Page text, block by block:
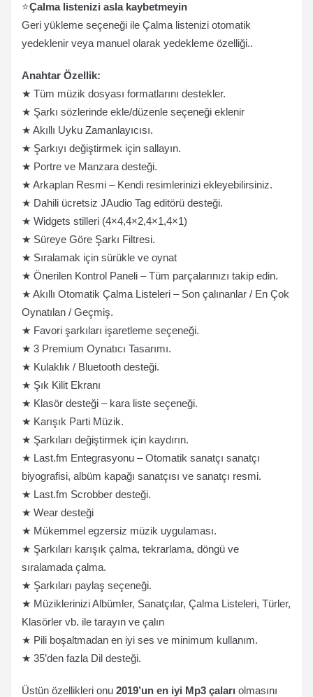
⭐Çalma listenizi asla kaybetmeyin
Geri yükleme seçeneği ile Çalma listenizi otomatik
yedeklenir veya manuel olarak yedekleme özelliği..
Anahtar Özellik:
★ Tüm müzik dosyası formatlarını destekler.
★ Şarkı sözlerinde ekle/düzenle seçeneği eklenir
★ Akıllı Uyku Zamanlayıcısı.
★ Şarkıyı değiştirmek için sallayın.
★ Portre ve Manzara desteği.
★ Arkaplan Resmi – Kendi resimlerinizi ekleyebilirsiniz.
★ Dahili ücretsiz JAudio Tag editörü desteği.
★ Widgets stilleri (4×4,4×2,4×1,4×1)
★ Süreye Göre Şarkı Filtresi.
★ Sıralamak için sürükle ve oynat
★ Önerilen Kontrol Paneli – Tüm parçalarınızı takip edin.
★ Akıllı Otomatik Çalma Listeleri – Son çalınanlar / En Çok
Oynatılan / Geçmiş.
★ Favori şarkıları işaretleme seçeneği.
★ 3 Premium Oynatıcı Tasarımı.
★ Kulaklık / Bluetooth desteği.
★ Şık Kilit Ekranı
★ Klasör desteği – kara liste seçeneği.
★ Karışık Parti Müzik.
★ Şarkıları değiştirmek için kaydırın.
★ Last.fm Entegrasyonu – Otomatik sanatçı sanatçı
biyografisi, albüm kapağı sanatçısı ve sanatçı resmi.
★ Last.fm Scrobber desteği.
★ Wear desteği
★ Mükemmel egzersiz müzik uygulaması.
★ Şarkıları karışık çalma, tekrarlama, döngü ve
sıralamada çalma.
★ Şarkıları paylaş seçeneği.
★ Müziklerinizi Albümler, Sanatçılar, Çalma Listeleri, Türler,
Klasörler vb. ile tarayın ve çalın
★ Pili boşaltmadan en iyi ses ve minimum kullanım.
★ 35’den fazla Dil desteği.
Üstün özellikleri onu 2019’un en iyi Mp3 çaları olmasını